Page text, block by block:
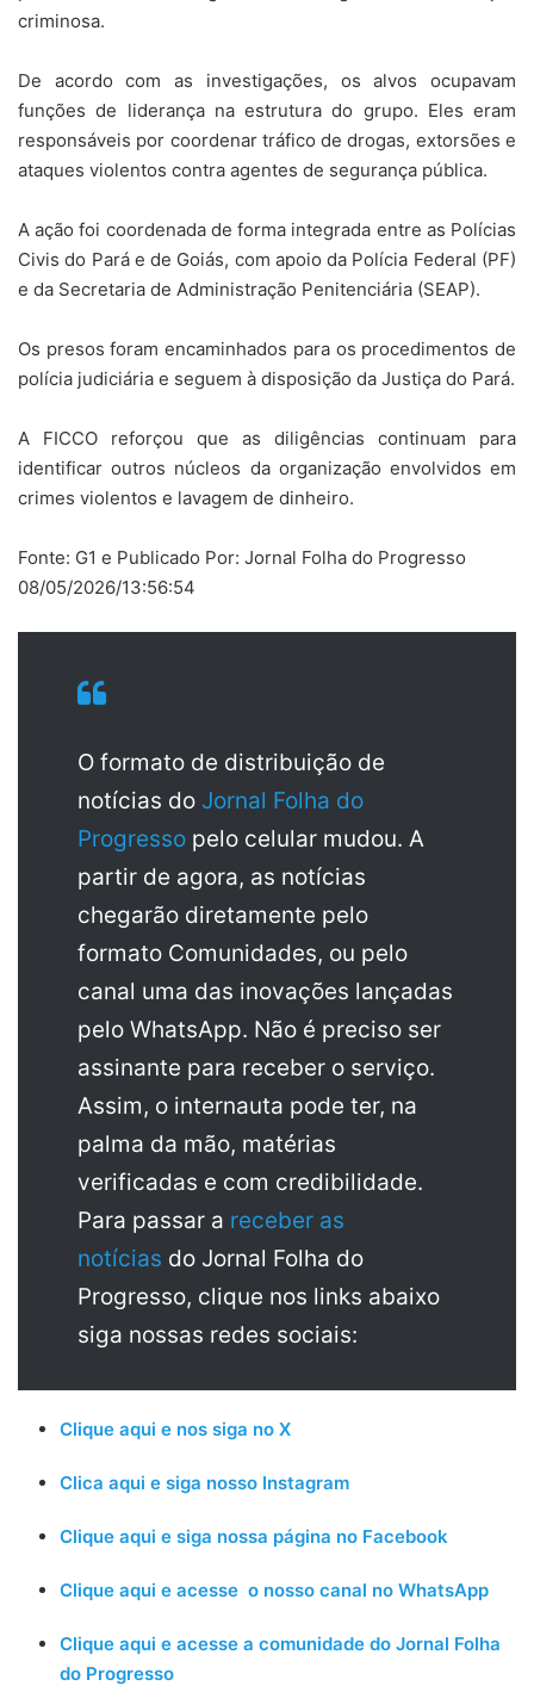
criminosa.
De acordo com as investigações, os alvos ocupavam
funções de liderança na estrutura do grupo. Eles eram
responsáveis por coordenar tráfico de drogas, extorsões e
ataques violentos contra agentes de segurança pública.
A ação foi coordenada de forma integrada entre as Polícias
Civis do Pará e de Goiás, com apoio da Polícia Federal (PF)
e da Secretaria de Administração Penitenciária (SEAP).
Os presos foram encaminhados para os procedimentos de
polícia judiciária e seguem à disposição da Justiça do Pará.
A FICCO reforçou que as diligências continuam para
identificar outros núcleos da organização envolvidos em
crimes violentos e lavagem de dinheiro.
Fonte: G1 e Publicado Por: Jornal Folha do Progresso
08/05/2026/13:56:54
O formato de distribuição de
notícias do Jornal Folha do
Progresso pelo celular mudou. A
partir de agora, as notícias
chegarão diretamente pelo
formato Comunidades, ou pelo
canal uma das inovações lançadas
pelo WhatsApp. Não é preciso ser
assinante para receber o serviço.
Assim, o internauta pode ter, na
palma da mão, matérias
verificadas e com credibilidade.
Para passar a receber as
notícias do Jornal Folha do
Progresso, clique nos links abaixo
siga nossas redes sociais:
Clique aqui e nos siga no X
Clica aqui e siga nosso Instagram
Clique aqui e siga nossa página no Facebook
Clique aqui e acesse o nosso canal no WhatsApp
Clique aqui e acesse a comunidade do Jornal Folha
do Progresso